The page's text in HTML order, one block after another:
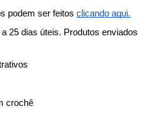
podem ser feitos clicando aqui.
25 dias úteis. Produtos enviados
crochê